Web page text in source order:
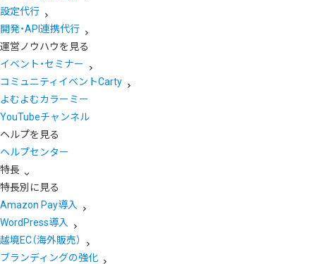
設定代行
開発・API連携代行
運営ノウハウを見る
イベント・セミナー
コミュニティイベントCarty
よむよむカラーミー
YouTubeチャンネル
ヘルプを見る
ヘルプセンター
特長
特長別に見る
Amazon Pay導入
WordPress導入
越境EC（海外販売）
ブランディングの強化